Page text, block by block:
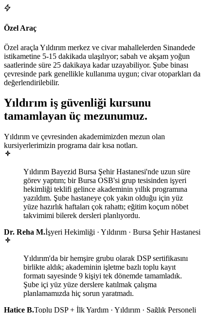
Özel Araç
Özel araçla Yıldırım merkez ve civar mahallelerden Sinandede
istikametine 5-15 dakikada ulaşılıyor; sabah ve akşam yoğun
saatlerinde süre 25 dakikaya kadar uzayabiliyor. Şube binası
çevresinde park genellikle kullanıma uygun; civar otoparkları da
değerlendirilebilir.
Yıldırım iş güvenliği kursunu
tamamlayan üç mezunumuz.
Yıldırım ve çevresinden akademimizden mezun olan
kursiyerlerimizin programa dair kısa notları.
Yıldırım Bayezid Bursa Şehir Hastanesi'nde uzun süre
görev yaptım; bir Bursa OSB'si grup tesisinden işyeri
hekimliği teklifi gelince akademinin yıllık programına
yazıldım. Şube hastaneye çok yakın olduğu için yüz
yüze hazırlık haftaları çok rahattı; eğitim koçum nöbet
takvimimi bilerek dersleri planlıyordu.
Dr. Reha M.İşyeri Hekimliği · Yıldırım · Bursa Şehir Hastanesi
Yıldırım'da bir hemşire grubu olarak DSP sertifikasını
birlikte aldık; akademinin işletme bazlı toplu kayıt
formatı sayesinde 9 kişiyi tek dönemde tamamladık.
Şube içi yüz yüze derslere katılmak çalışma
planlamamızda hiç sorun yaratmadı.
Hatice B.Toplu DSP + İlk Yardım · Yıldırım · Sağlık Personeli